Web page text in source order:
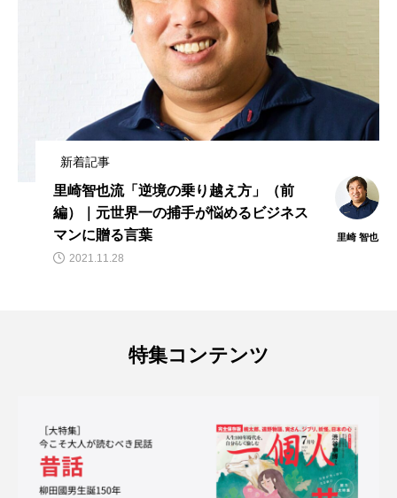
新着記事
里崎智也流「逆境の乗り越え方」（前
編）｜元世界一の捕手が悩めるビジネス
マンに贈る言葉
里崎 智也
2021.11.28
特集コンテンツ